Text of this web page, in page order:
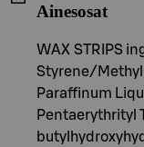
Ainesosat
WAX STRIPS
Styrene/
Paraffinum
Pentaerythrityl